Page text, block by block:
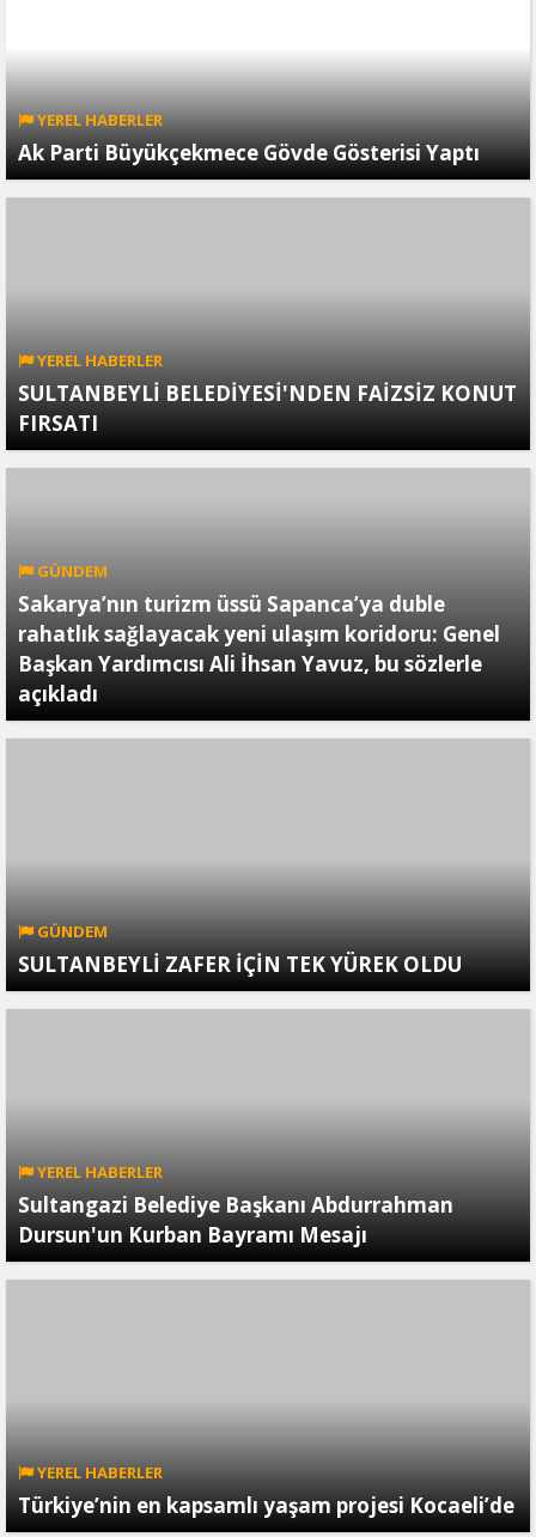
YEREL HABERLER
Ak Parti Büyükçekmece Gövde Gösterisi Yaptı
YEREL HABERLER
SULTANBEYLİ BELEDİYESİ'NDEN FAİZSİZ KONUT
FIRSATI
GÜNDEM
Sakarya’nın turizm üssü Sapanca’ya duble
rahatlık sağlayacak yeni ulaşım koridoru: Genel
Başkan Yardımcısı Ali İhsan Yavuz, bu sözlerle
açıkladı
GÜNDEM
SULTANBEYLİ ZAFER İÇİN TEK YÜREK OLDU
YEREL HABERLER
Sultangazi Belediye Başkanı Abdurrahman
Dursun'un Kurban Bayramı Mesajı
YEREL HABERLER
Türkiye’nin en kapsamlı yaşam projesi Kocaeli’de